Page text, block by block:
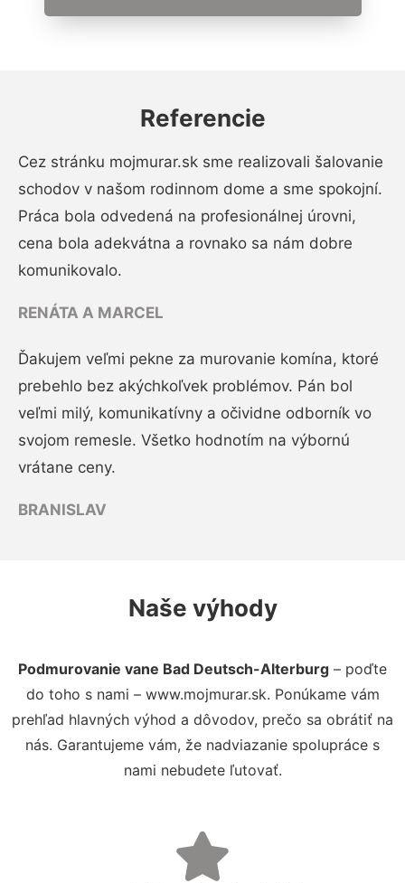
Referencie
Cez stránku mojmurar.sk sme realizovali šalovanie
schodov v našom rodinnom dome a sme spokojní.
Práca bola odvedená na profesionálnej úrovni,
cena bola adekvátna a rovnako sa nám dobre
komunikovalo.
RENÁTA A MARCEL
Ďakujem veľmi pekne za murovanie komína, ktoré
prebehlo bez akýchkoľvek problémov. Pán bol
veľmi milý, komunikatívny a očividne odborník vo
svojom remesle. Všetko hodnotím na výbornú
vrátane ceny.
BRANISLAV
Naše výhody
Podmurovanie vane Bad Deutsch-Alterburg – poďte
do toho s nami – www.mojmurar.sk. Ponúkame vám
prehľad hlavných výhod a dôvodov, prečo sa obrátiť na
nás. Garantujeme vám, že nadviazanie spolupráce s
nami nebudete ľutovať.